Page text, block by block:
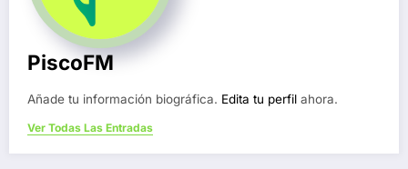
PiscoFM
Añade tu información biográfica. Edita tu perfil ahora.
Ver Todas Las Entradas